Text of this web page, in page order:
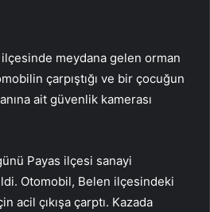
ilçesinde meydana gelen orman
çarpıştığı ve bir çocuğun
ait güvenlik kamerası
Payas ilçesi sanayi
Otomobil, Belen ilçesindeki
acil çıkışa çarptı. Kazada